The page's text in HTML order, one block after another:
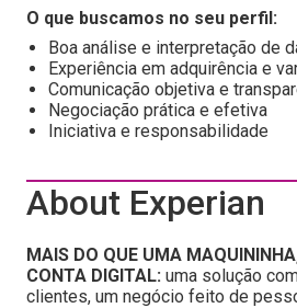
O que buscamos no seu perfil:
Boa análise e interpretação de
Experiência em adquirência e
Comunicação objetiva e
Negociação prática e efetiva
Iniciativa e responsabilidade
About Experian
MAIS DO QUE UMA
CONTA DIGITAL: uma solução
clientes, um negócio feito de